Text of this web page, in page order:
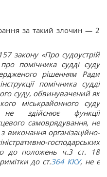
за такий злочин — 2
закону «Про судоустрій
помічника судді суду
рішенням Ради
помічника судді
суду, обвинувачений як
міськрайонного суду
не здійснює функції
самоврядування, не
організаційно-
господарських
до положень ч.3 ст. 18
до ст.364 ККУ, не є